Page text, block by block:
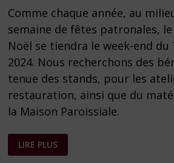
Comme chaque année, au
semaine de fêtes patronales,
Noël se tiendra le week-end du
2024. Nous recherchons des
tenue des stands, pour les
restauration, ainsi que du
la Maison Paroissiale.
MARCHÉ
DE
NOËL
LIRE PLUS